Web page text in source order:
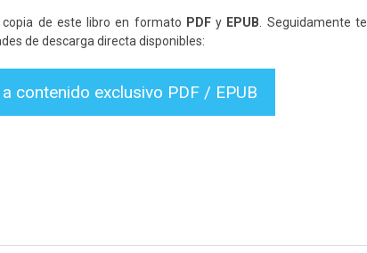
de este libro en formato PDFy EPUB . Seguidamente te
de descarga directa disponibles:
contenido exclusivo PDF / EPUB